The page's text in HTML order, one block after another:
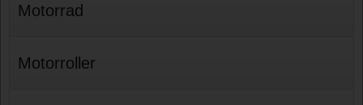
Motorrad
Motorroller